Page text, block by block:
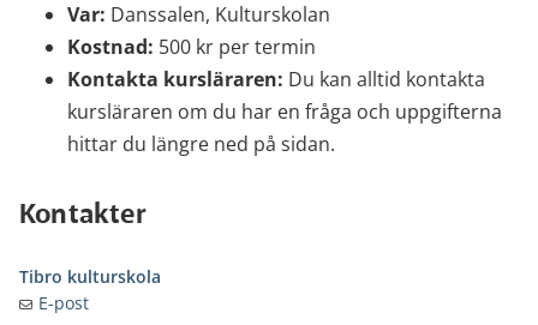
Var: Danssalen, Kulturskolan
Kostnad: 500 kr per termin
Kontakta kursläraren: Du kan alltid kontakta
kursläraren om du har en fråga och uppgifterna
hittar du längre ned på sidan.
Kontakter
Tibro kulturskola
E-post